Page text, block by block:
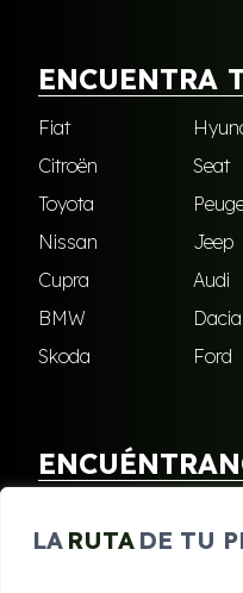
LA RUTA DE TU
ENCUENTRA
Fiat
Citroën
Seat
Toyota
Nissan
Jeep
Cupra
Audi
BMW
Dacia
Skoda
Ford
Sangonera Verde